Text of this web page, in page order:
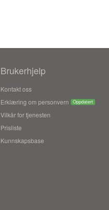
Brukerhjelp
Kontakt oss
Erklæring om personvern
Oppdatert
Vilkår for tjenesten
Prisliste
Kunnskapsbase